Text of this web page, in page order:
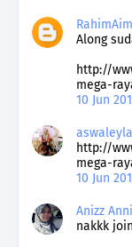
Along
http://
mega-
10 Jun
aswaleyla
http://
mega-
10 Jun
Anizz
nakkk